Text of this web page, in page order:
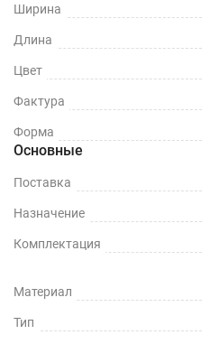
Ширина
Длина
Цвет
Фактура
Форма
Основные
Поставка
Назначение
Комплектация
Материал
Тип